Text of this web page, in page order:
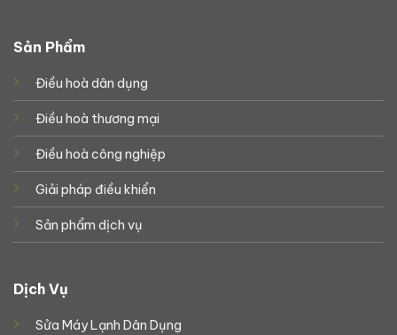
Sản Phẩm
Điều hoà dân dụng
Điều hoà thương mại
Điều hoà công nghiệp
Giải pháp điều khiển
Sản phẩm dịch vụ
Dịch Vụ
Sửa Máy Lạnh Dân Dụng